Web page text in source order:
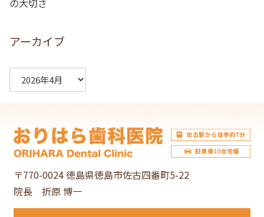
の大切さ
アーカイブ
ー
ブ
〒770-0024 徳島県徳島市佐古四番町5-22
院長 折原 博一